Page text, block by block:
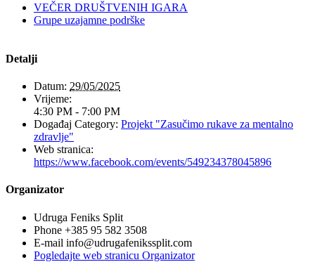
VEČER DRUŠTVENIH IGARA
Grupe uzajamne podrške
Detalji
Datum: 29/05/2025
Vrijeme:
4:30 PM - 7:00 PM
Događaj Category: Projekt "Zasučimo rukave za mentalno
zdravlje"
Web stranica:
https://www.facebook.com/events/549234378045896
Organizator
Udruga Feniks Split
Phone +385 95 582 3508
E-mail info@udrugafenikssplit.com
Pogledajte web stranicu Organizator